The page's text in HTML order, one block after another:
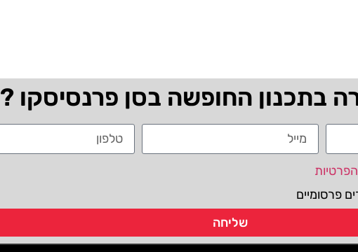
בתכנון החופשה בסן פרנסיסקו ?
הפרטיות
פרסומיים
שליחה